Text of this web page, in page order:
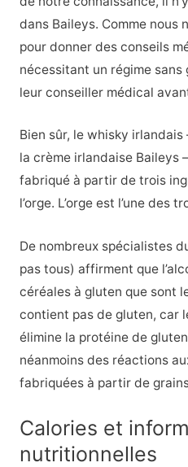
dans Baileys. Comme nous
pour donner des conseils
nécessitant un régime
leur conseiller médical
Bien sûr, le whisky
la crème irlandaise Baileys
fabriqué à partir de trois
l’orge. L’orge est l’une des
De nombreux spécialistes
pas tous) affirment que
céréales à gluten que sont
contient pas de gluten, car
élimine la protéine de
néanmoins des réactions
fabriquées à partir de
Calories et
nutritionnelles